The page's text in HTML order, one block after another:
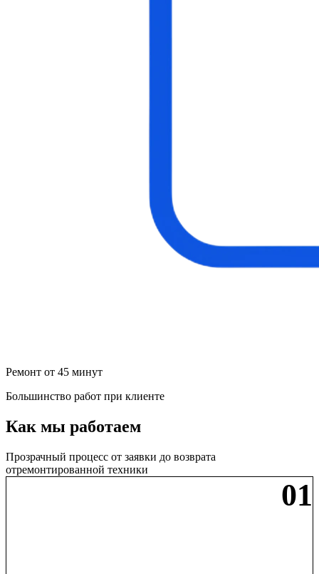
Ремонт от 45 минут
Большинство работ при клиенте
Как мы работаем
Прозрачный процесс от заявки до возврата
отремонтированной техники
01